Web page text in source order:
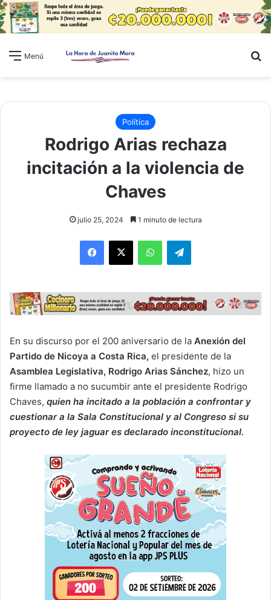
Menú
Política
Rodrigo Arias rechaza
incitación a la violencia de
Chaves
julio 25, 2024 1 minuto de lectura
WhatsAppTelegram
En su discurso por el 200 aniversario de la Anexión del
Partido de Nicoya a Costa Rica, el presidente de la
Asamblea Legislativa, Rodrigo Arias Sánchez, hizo un
firme llamado a no sucumbir ante el presidente Rodrigo
Chaves, quien ha incitado a la población a confrontar y
cuestionar a la Sala Constitucional y al Congreso si su
proyecto de ley jaguar es declarado inconstitucional.